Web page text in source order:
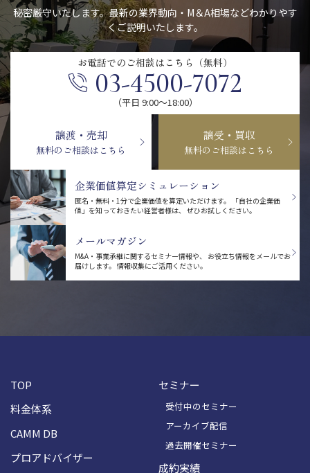
秘密厳守いたします。最新の業界動向・M＆A相場などわかりやす
くご説明いたします。
お電話での ご相談はこちら（無料）
03-4500-7072
（平日 9:00〜18:00）
譲渡・売却
無料のご相談はこちら
譲受・買収
無料のご相談はこちら
企業価値算定シミュレーション
匿名・無料・1分で企業価値を算定いただけます。
「自社の企業価
値」を知っておきたい経営者様は、 ぜひお試しください。
メールマガジン
M&A・事業承継に関するセミナー情報や、
お役立ち情報をメールでお
届けします。 情報収集にご活用ください。
TOP
料金体系
CAMM DB
プロアドバイザー
セミナー
受付中のセミナー
アーカイブ配信
過去開催セミナー
成約実績